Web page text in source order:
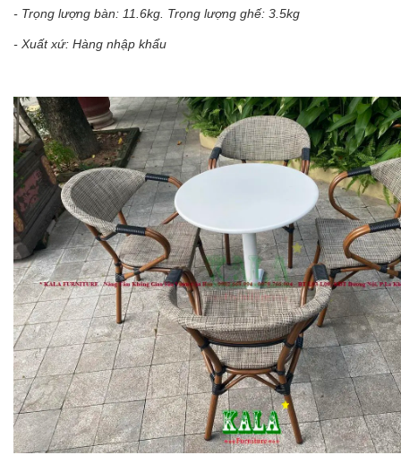
- Trọng lượng bàn: 11.6kg. Trọng lượng ghế: 3.5kg
- Xuất xứ: Hàng nhập khẩu